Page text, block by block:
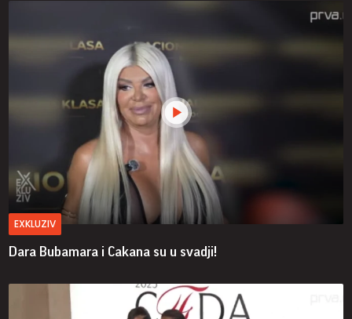
EXKLUZIV
Dara Bubamara i Cakana su u svadji!